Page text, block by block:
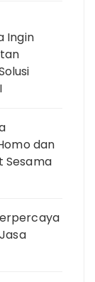
Ingin
dan
Sesama